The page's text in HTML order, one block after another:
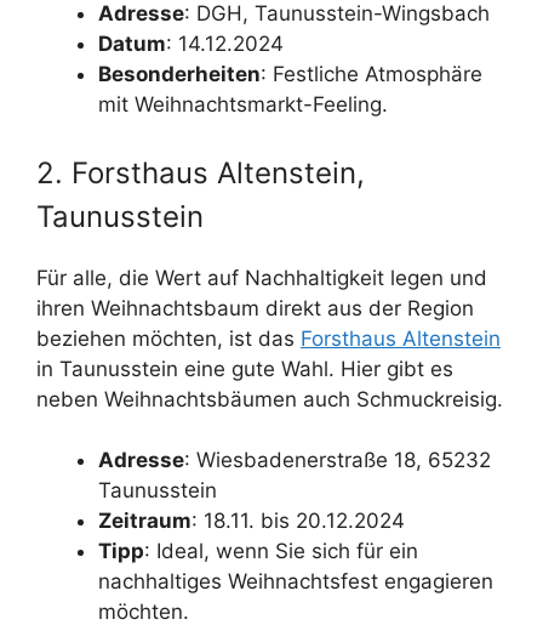
Adresse: DGH, Taunusstein-Wingsbach
Datum: 14.12.2024
Besonderheiten: Festliche Atmosphäre
mit Weihnachtsmarkt-Feeling.
2. Forsthaus Altenstein,
Taunusstein
Für alle, die Wert auf Nachhaltigkeit legen und
ihren Weihnachtsbaum direkt aus der Region
beziehen möchten, ist das Forsthaus Altenstein
in Taunusstein eine gute Wahl. Hier gibt es
neben Weihnachtsbäumen auch Schmuckreisig.
Adresse: Wiesbadenerstraße 18, 65232
Taunusstein
Zeitraum: 18.11. bis 20.12.2024
Tipp: Ideal, wenn Sie sich für ein
nachhaltiges Weihnachtsfest engagieren
möchten.